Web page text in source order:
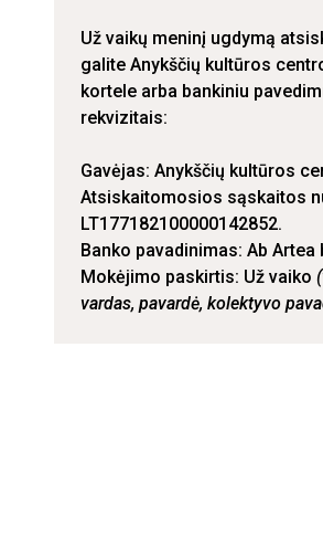
Už vaikų meninį ugdymą
galite Anykščių kultūros
kortele arba bankiniu
rekvizitais:
Gavėjas: Anykščių kultūros
Atsiskaitomosios sąskaitos
LT177182100000142852.
Banko pavadinimas: Ab Artea
Mokėjimo paskirtis: Už vaiko
vardas, pavardė, kolektyvo